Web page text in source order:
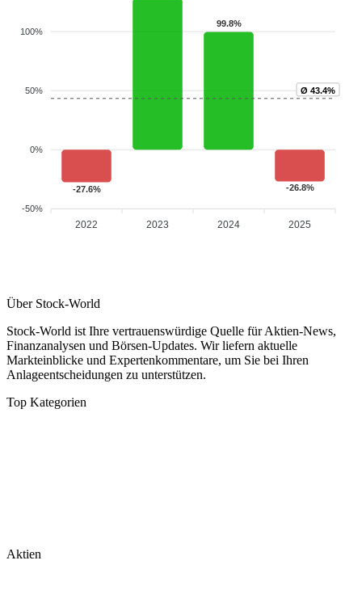
100%
50%
0%
-50%
-27.6%
99.8%
-26.8%
2022 2023 2024 2025
Ø 43.4%
Über Stock-World
Stock-World ist Ihre vertrauenswürdige Quelle für Aktien-News,
Finanzanalysen und Börsen-Updates. Wir liefern aktuelle
Markteinblicke und Expertenkommentare, um Sie bei Ihren
Anlageentscheidungen zu unterstützen.
Top Kategorien
Aktien